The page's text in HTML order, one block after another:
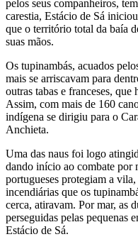
pelos seus companheiros,
carestia, Estácio de Sá
que o território total da baía
suas mãos.
Os tupinambás, acuados
mais se arriscavam para
outras tabas e franceses,
Assim, com mais de 160
indígena se dirigiu para o
Anchieta.
Uma das naus foi logo
dando início ao combate por
portugueses protegiam a
incendiárias que os
cerca, atiravam. Por mar, as
perseguidas pelas pequenas
Estácio de Sá.